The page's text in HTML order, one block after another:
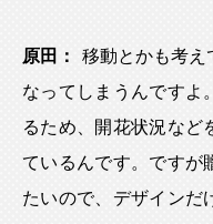
原田：
移動とかも考え
なってしまうんですよ
るため、開花状況など
ているんです。ですが
たいので、デザインだ